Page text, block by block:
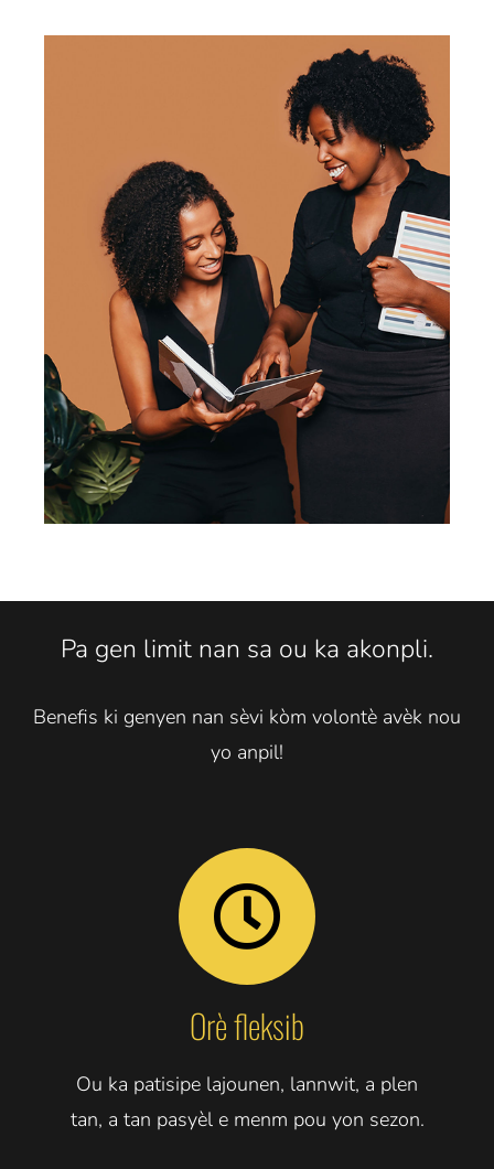
Pa gen limit nan sa ou ka akonpli.
Benefis ki genyen nan sèvi kòm volontè avèk nou
yo anpil!
Orè fleksib
Ou ka patisipe lajounen, lannwit, a plen
tan, a tan pasyèl e menm pou yon sezon.